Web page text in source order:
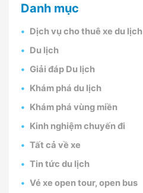
Danh mục
Dịch vụ cho thuê xe du lịch
Du lịch
Giải đáp Du lịch
Khám phá du lịch
Khám phá vùng miền
Kinh nghiệm chuyến đi
Tất cả về xe
Tin tức du lịch
Vé xe open tour, open bus